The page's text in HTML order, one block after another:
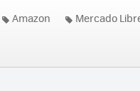
Amazon Mercado